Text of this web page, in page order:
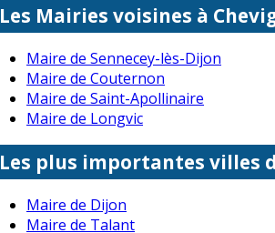
Les Mairies voisines à
Maire de Sennecey-lès-Dijon
Maire de Couternon
Maire de Saint-Apollinaire
Maire de Longvic
Les plus importantes villes
Maire de Dijon
Maire de Talant